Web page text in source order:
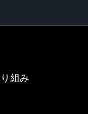
組み